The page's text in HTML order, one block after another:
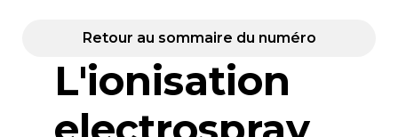
Retour au sommaire du numéro
L'ionisation